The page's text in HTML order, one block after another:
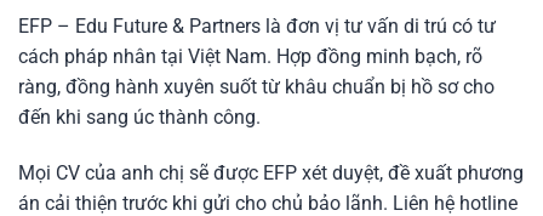
EFP – Edu Future & Partners là đơn vị tư vấn di trú có tư
cách pháp nhân tại Việt Nam. Hợp đồng minh bạch, rõ
ràng, đồng hành xuyên suốt từ khâu chuẩn bị hồ sơ cho
đến khi sang úc thành công.
Mọi CV của anh chị sẽ được EFP xét duyệt, đề xuất phương
án cải thiện trước khi gửi cho chủ bảo lãnh. Liên hệ hotline